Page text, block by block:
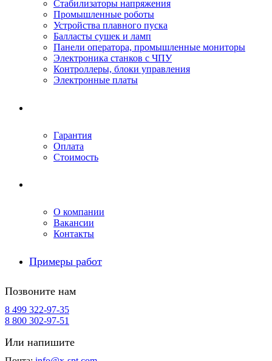
Стабилизаторы напряжения
Промышленные роботы
Устройства плавного пуска
Балласты сушек и ламп
Панели оператора, промышленные мониторы
Электроника станков с ЧПУ
Контроллеры, блоки управления
Электронные платы
Гарантия
Оплата
Стоимость
О компании
Вакансии
Контакты
Примеры работ
Позвоните нам
8 499 322-97-35
8 800 302-97-51
Или напишите